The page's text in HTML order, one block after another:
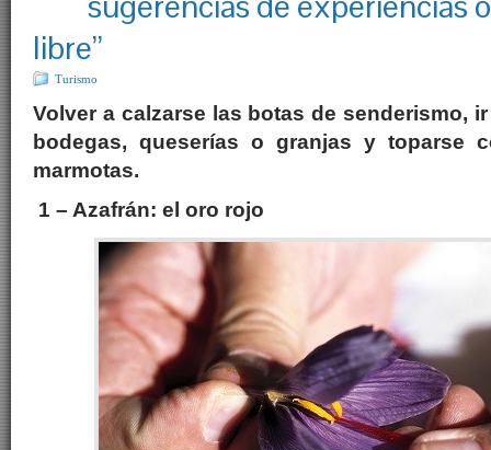
libre”
Turismo
Volver a calzarse las botas de senderismo,
bodegas, queserías o granjas y toparse
marmotas.
1 – Azafrán: el oro rojo